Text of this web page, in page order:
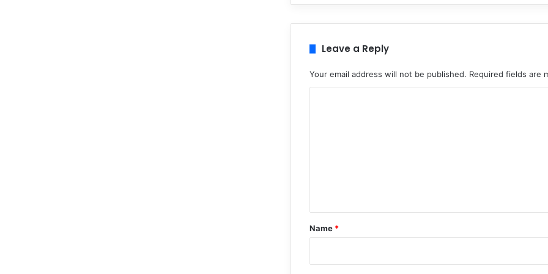
Leave a Reply
Your email address will not be published. Required fields are
*
Name *